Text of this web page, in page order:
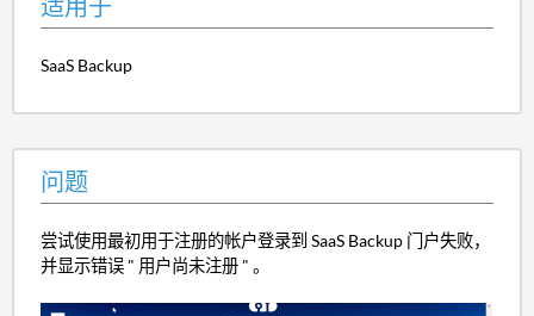
适用于
SaaS Backup
问题
尝试使用最初用于注册的帐户登录到 SaaS Backup 门户失败，
并显示错误 " 用户尚未注册 " 。